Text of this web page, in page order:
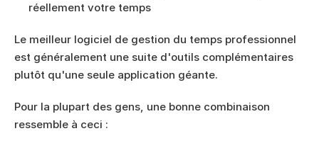
réellement votre temps
Le meilleur logiciel de gestion du temps professionnel
est généralement une suite d'outils complémentaires
plutôt qu'une seule application géante.
Pour la plupart des gens, une bonne combinaison
ressemble à ceci :